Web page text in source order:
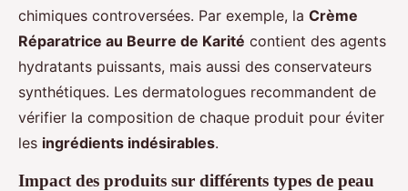
chimiques controversées. Par exemple, la Crème
Réparatrice au Beurre de Karité contient des agents
hydratants puissants, mais aussi des conservateurs
synthétiques. Les dermatologues recommandent de
vérifier la composition de chaque produit pour éviter
les ingrédients indésirables.
Impact des produits sur différents types de peau